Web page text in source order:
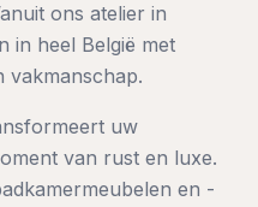
ons atelier in
in heel België met
vakmanschap.
uw
van rust en luxe.
en -